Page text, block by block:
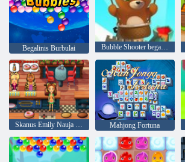
Begalinis Burbulai Bubble Shooter begalinis
Skanus Emily Nauja pradžia Mahjong Fortuna